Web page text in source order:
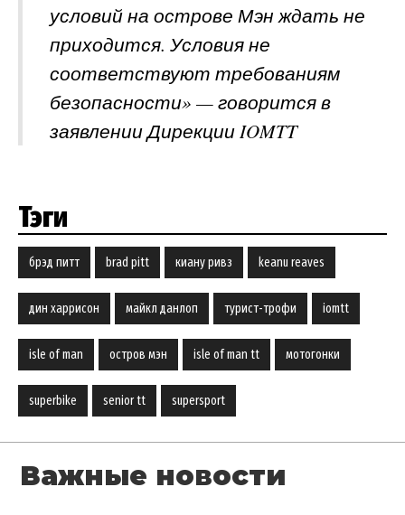
условий на острове Мэн ждать не
приходится. Условия не
соответствуют требованиям
безопасности» — говорится в
заявлении Дирекции IOMTT
Тэги
брэд питт brad pitt киану ривз keanu reaves
дин харрисон майкл данлоп турист-трофи iomtt
isle of man остров мэн isle of man tt мотогонки
superbike senior tt supersport
Важные новости